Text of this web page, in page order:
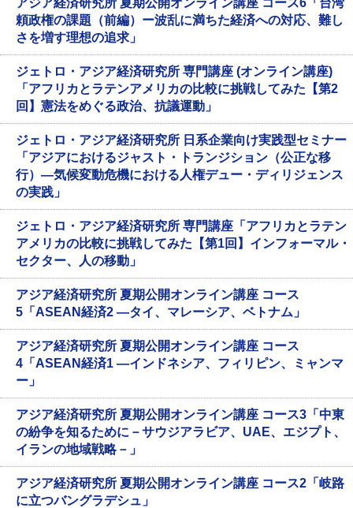
アジア経済研究所 夏期公開オンライン講座 コース6「台湾
頼政権の課題（前編）ー波乱に満ちた経済への対応、難し
さを増す理想の追求」
ジェトロ・アジア経済研究所 専門講座 (オンライン講座)
「アフリカとラテンアメリカの比較に挑戦してみた【第2
回】憲法をめぐる政治、抗議運動」
ジェトロ・アジア経済研究所 日系企業向け実践型セミナー
「アジアにおけるジャスト・トランジション（公正な移
行）―気候変動危機における人権デュー・ディリジェンス
の実践」
ジェトロ・アジア経済研究所 専門講座「アフリカとラテン
アメリカの比較に挑戦してみた【第1回】インフォーマル・
セクター、人の移動」
アジア経済研究所 夏期公開オンライン講座 コース
5「ASEAN経済2 ―タイ、マレーシア、ベトナム」
アジア経済研究所 夏期公開オンライン講座 コース
4「ASEAN経済1 ―インドネシア、フィリピン、ミャンマ
ー」
アジア経済研究所 夏期公開オンライン講座 コース3「中東
の紛争を知るために－サウジアラビア、UAE、エジプト、
イランの地域戦略－」
アジア経済研究所 夏期公開オンライン講座 コース2「岐路
に立つバングラデシュ」